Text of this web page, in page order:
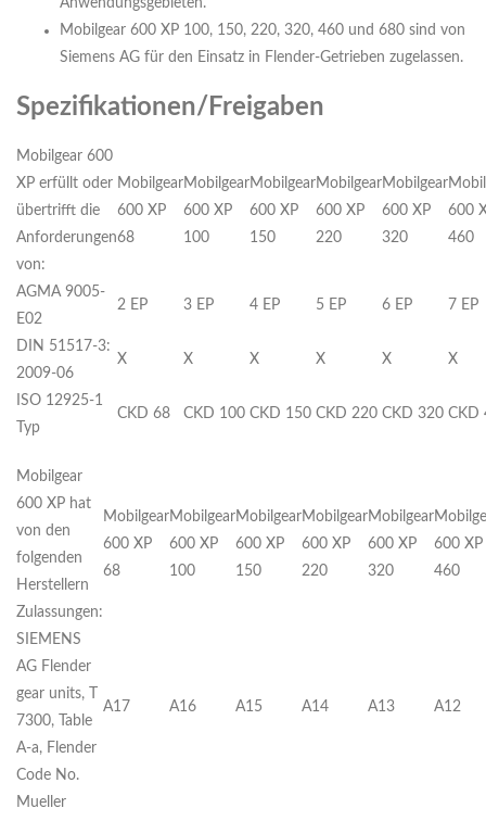
Anwendungsgebieten.
Mobilgear 600 XP 100, 150, 220, 320, 460 und 680 sind von
Siemens AG für den Einsatz in Flender-Getrieben zugelassen.
Spezifikationen/Freigaben
Mobilgear 600
XP erfüllt oder
übertrifft die
Anforderungen
von:
Mobilgear
600 XP
68
Mobilgear
600 XP
100
Mobilgear
600 XP
150
Mobilgear
600 XP
220
Mobilgear
600 XP
320
600
460
AGMA 9005-
E02
2 EP 3 EP 4 EP 5 EP 6 EP 7 EP
DIN 51517-3:
2009-06
X X X X X X
ISO 12925-1
Typ
CKD 68 CKD 100 CKD 150 CKD 220 CKD 320 CKD
Mobilgear
600 XP hat
von den
folgenden
Herstellern
Zulassungen:
Mobilgear
600 XP
68
Mobilgear
600 XP
100
Mobilgear
600 XP
150
Mobilgear
600 XP
220
Mobilgear
600 XP
320
600 XP
460
SIEMENS
AG Flender
gear units, T
7300, Table
A-a, Flender
Code No.
A17 A16 A15 A14 A13 A12
Mueller